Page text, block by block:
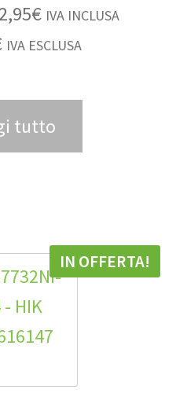
€ IVA INCLUSA
IVA ESCLUSA
tutto
IN OFFERTA!